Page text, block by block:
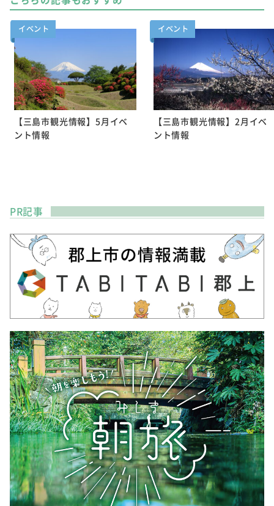
イベント
【三島市観光情報】5月イベ
ント情報
イベント
【三島市観光情報】2月イベ
ント情報
PR記事